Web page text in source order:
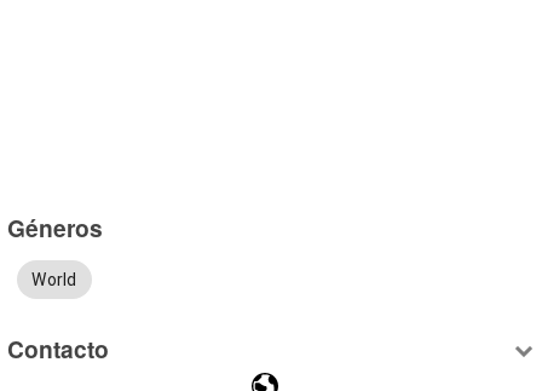
Géneros
World
Contacto